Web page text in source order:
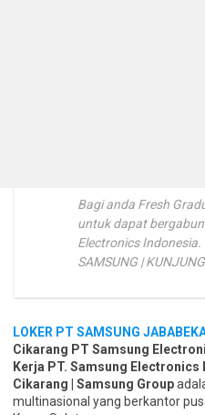
Bagi anda Fresh
untuk dapat
Electronics Indonesia.
SAMSUNG |
LOKER PT SAMSUNG
Cikarang PT Samsung
Kerja PT. Samsung Electronics
Cikarang | Samsung Group
multinasional yang berkantor